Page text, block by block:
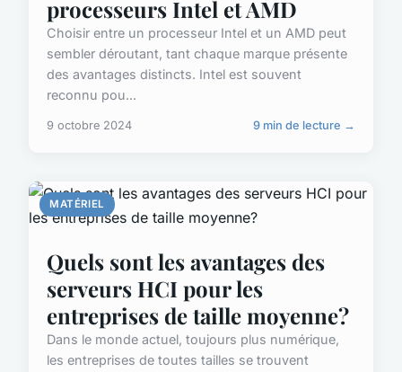
processeurs Intel et AMD
Choisir entre un processeur Intel et un AMD peut
sembler déroutant, tant chaque marque présente
des avantages distincts. Intel est souvent
reconnu pou...
9 octobre 2024 9 min de lecture →
MATÉRIEL
Quels sont les avantages des
serveurs HCI pour les
entreprises de taille moyenne?
Dans le monde actuel, toujours plus numérique,
les entreprises de toutes tailles se trouvent